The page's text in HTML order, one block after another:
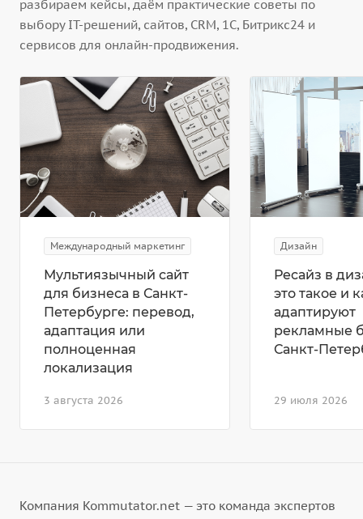
разбираем кейсы, даём практические советы по
выбору IT-решений, сайтов, CRM, 1С, Битрикс24 и
сервисов для онлайн-продвижения.
Международный маркетинг
3 августа 2026
Мультиязычный сайт
для бизнеса в Санкт-
Петербурге: перевод,
адаптация или
полноценная
локализация
Дизайн
29 июля 2026
Ресайз в
это такое и
адаптируют
рекламные
Санкт-
Компания Kommutator.net — это команда экспертов